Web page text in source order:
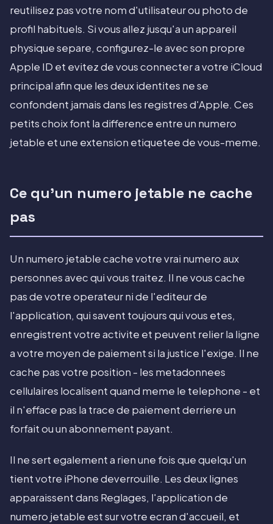
reutilisez pas votre nom d'utilisateur ou photo de
profil habituels. Si vous allez jusqu'a un appareil
physique separe, configurez-le avec son propre
Apple ID et evitez de vous connecter a votre iCloud
principal afin que les deux identites ne se
confondent jamais dans les registres d'Apple. Ces
petits choix font la difference entre un numero
jetable et une extension etiquetee de vous-meme.
Ce qu'un numero jetable ne cache
pas
Un numero jetable cache votre vrai numero aux
personnes avec qui vous traitez. Il ne vous cache
pas de votre operateur ni de l'editeur de
l'application, qui savent toujours qui vous etes,
enregistrent votre activite et peuvent relier la ligne
a votre moyen de paiement si la justice l'exige. Il ne
cache pas votre position - les metadonnees
cellulaires localisent quand meme le telephone - et
il n'efface pas la trace de paiement derriere un
forfait ou un abonnement payant.
Il ne sert egalement a rien une fois que quelqu'un
tient votre iPhone deverrouille. Les deux lignes
apparaissent dans Reglages, l'application de
numero jetable est sur votre ecran d'accueil, et